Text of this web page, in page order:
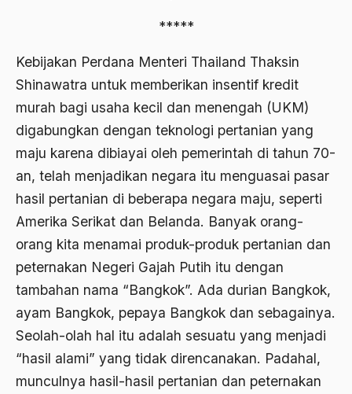
*****
Kebijakan Perdana Menteri Thailand Thaksin
Shinawatra untuk memberikan insentif kredit
murah bagi usaha kecil dan menengah (UKM)
digabungkan dengan teknologi pertanian yang
maju karena dibiayai oleh pemerintah di tahun 70-
an, telah menjadikan negara itu menguasai pasar
hasil pertanian di beberapa negara maju, seperti
Amerika Serikat dan Belanda. Banyak orang-
orang kita menamai produk-produk pertanian dan
peternakan Negeri Gajah Putih itu dengan
tambahan nama “Bangkok”. Ada durian Bangkok,
ayam Bangkok, pepaya Bangkok dan sebagainya.
Seolah-olah hal itu adalah sesuatu yang menjadi
“hasil alami” yang tidak direncanakan. Padahal,
munculnya hasil-hasil pertanian dan peternakan
APEC
Apel Akbar NU
APRI
Ar-Raniry
arab
arabisasi
arafat
Ard
area studies
Argentina